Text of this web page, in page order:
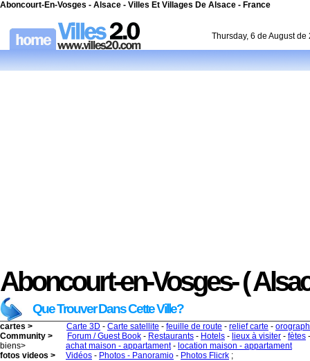
Aboncourt-En-Vosges - Alsace - Villes Et Villages De Alsace - France
Thursday, 6 de August de
Aboncourt-en-Vosges- (
Que Trouver Dans Cette Ville?
cartes > Carte 3D - Carte satellite - feuille de route - relief carte -
Community >
Forum / Guest Book - Restaurants - Hotels - lieux à visiter - fètes
biens>
achat maison - appartament- location maison - appartament
fotos videos >
Vidéos - Photos - Panoramio - Photos Flicrk ;